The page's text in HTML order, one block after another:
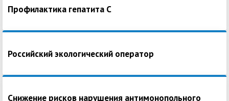
Профилактика гепатита С
Российский экологический оператор
Снижение рисков нарушения антимонопольного